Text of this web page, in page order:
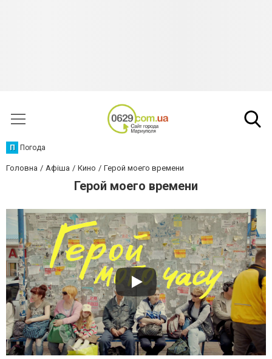
П Погода
Головна Афіша Кино Герой моего времени
Герой моего времени